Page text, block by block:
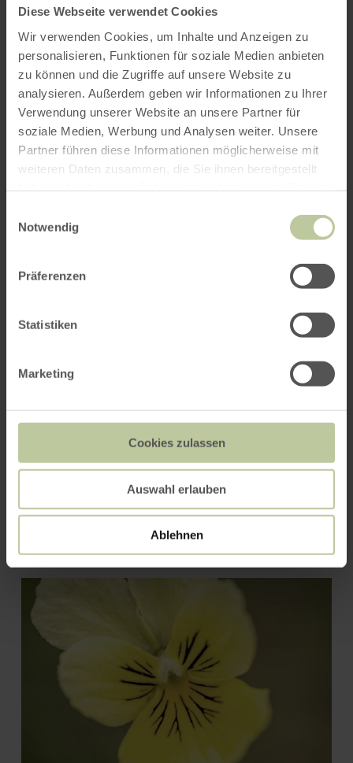
Diese Webseite verwendet Cookies
Wir verwenden Cookies, um Inhalte und Anzeigen zu
personalisieren, Funktionen für soziale Medien anbieten
zu können und die Zugriffe auf unsere Website zu
analysieren. Außerdem geben wir Informationen zu Ihrer
Verwendung unserer Website an unsere Partner für
soziale Medien, Werbung und Analysen weiter. Unsere
Partner führen diese Informationen möglicherweise mit
weiteren Daten zusammen, die Sie ihnen bereitgestellt
Notwendig
Präferenzen
Statistiken
Marketing
Cookies zulassen
Auswahl erlauben
Ablehnen
ROUTE PLANEN
Das könnte Sie auch
Kupferhof Sonnental